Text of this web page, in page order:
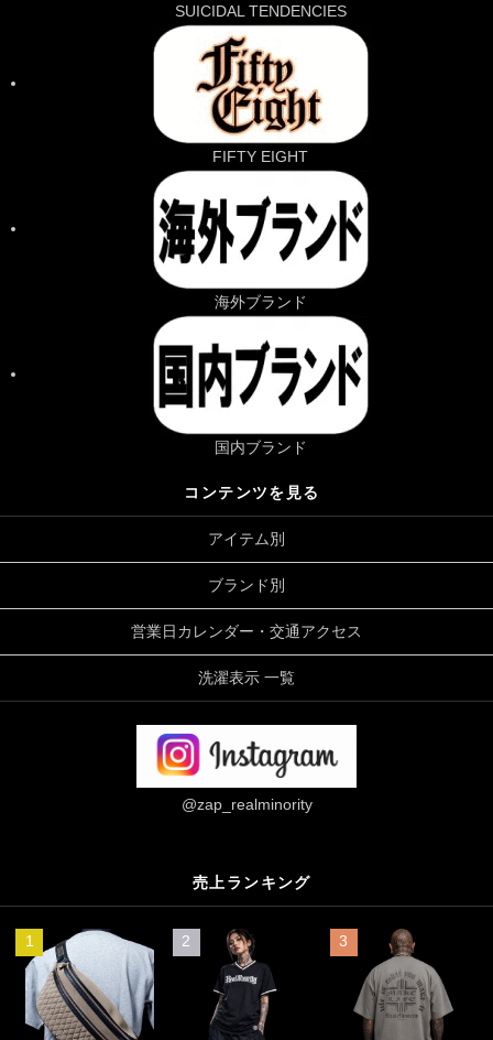
SUICIDAL TENDENCIES
FIFTY EIGHT
海外ブランド
国内ブランド
コンテンツを見る
アイテム別
ブランド別
営業日カレンダー・交通アクセス
洗濯表示 一覧
@zap_realminority
売上ランキング
1 2 3